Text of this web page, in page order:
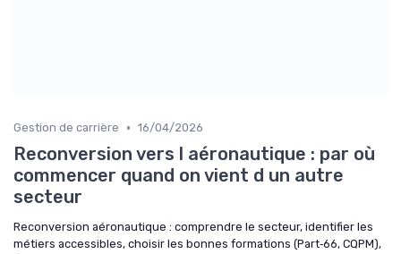
Gestion de carrière • 16/04/2026
Reconversion vers l aéronautique : par où
commencer quand on vient d un autre
secteur
Reconversion aéronautique : comprendre le secteur, identifier les
métiers accessibles, choisir les bonnes formations (Part‑66, CQPM),